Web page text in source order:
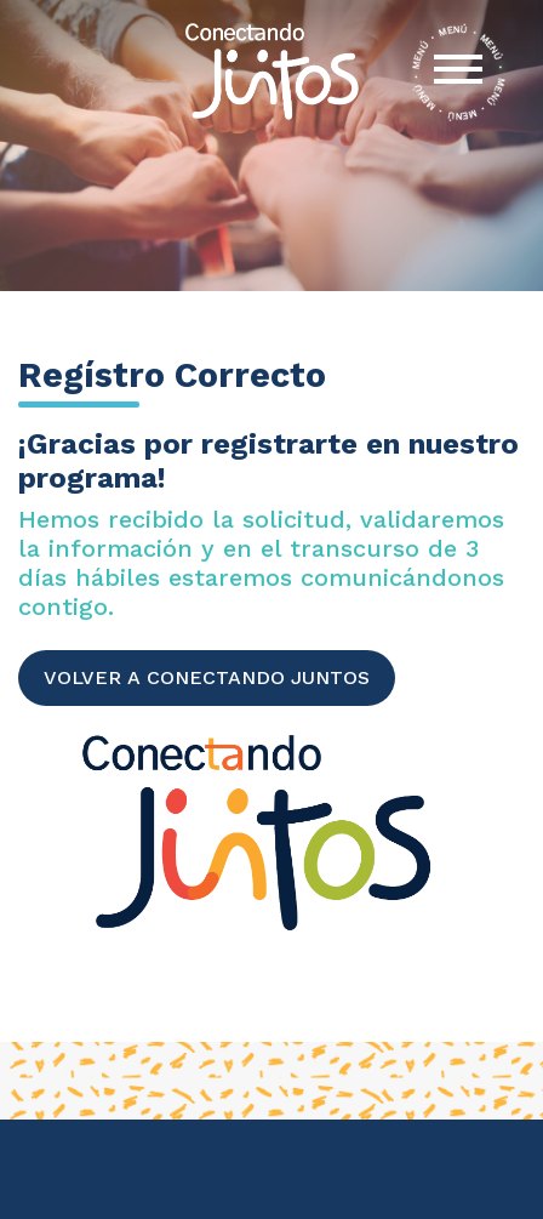
Regístro Correcto
¡Gracias por registrarte en nuestro
programa!
Hemos recibido la solicitud, validaremos
la información y en el transcurso de 3
días hábiles estaremos comunicándonos
contigo.
VOLVER A CONECTANDO JUNTOS